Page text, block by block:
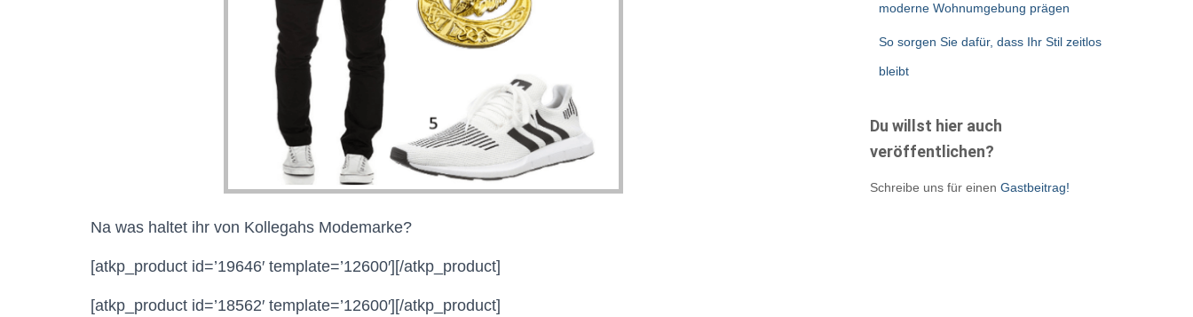
Na was haltet ihr von Kollegahs Modemarke?
[atkp_product id=’19646′ template=’12600′][/atkp_product]
[atkp_product id=’18562′ template=’12600′][/atkp_product]
moderne Wohnumgebung prägen
So sorgen Sie dafür, dass Ihr Stil zeitlos
bleibt
Du willst hier auch
veröffentlichen?
Schreibe uns für einen Gastbeitrag!